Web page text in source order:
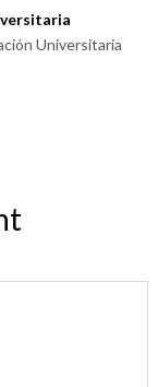
Universitaria